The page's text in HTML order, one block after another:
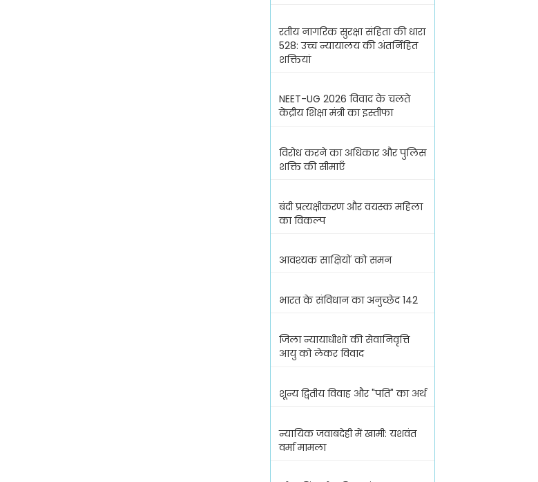
रतीय नागरिक सुरक्षा संहिता की धारा
528: उच्च न्यायालय की अंतर्निहित
शक्तियां
NEET-UG 2026 विवाद के चलते
केंद्रीय शिक्षा मंत्री का इस्तीफा
विरोध करने का अधिकार और पुलिस
शक्ति की सीमाएँ
बंदी प्रत्यक्षीकरण और वयस्क महिला
का विकल्प
आवश्यक साक्षियों को समन
भारत के संविधान का अनुच्छेद 142
जिला न्यायाधीशों की सेवानिवृत्ति
आयु को लेकर विवाद
शून्य द्वितीय विवाह और "पति" का अर्थ
न्यायिक जवाबदेही में खामी: यशवंत
वर्मा मामला